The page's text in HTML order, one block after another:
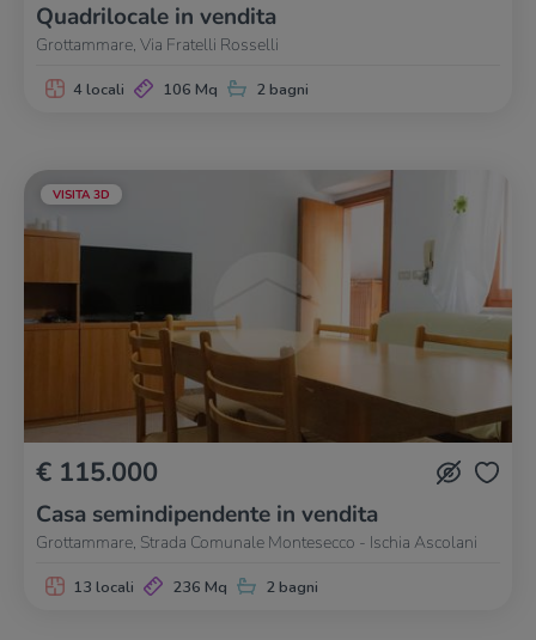
Quadrilocale in vendita
Grottammare, Via Fratelli Rosselli
4 locali 106 Mq 2 bagni
VISITA 3D
€ 115.000
Casa semindipendente in vendita
Grottammare, Strada Comunale Montesecco - Ischia Ascolani
13 locali 236 Mq 2 bagni